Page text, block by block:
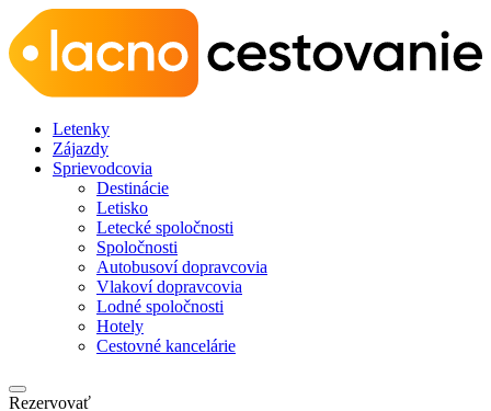
Letenky
Zájazdy
Sprievodcovia
Destinácie
Letisko
Letecké spoločnosti
Spoločnosti
Autobusoví dopravcovia
Vlakoví dopravcovia
Lodné spoločnosti
Hotely
Cestovné kancelárie
Rezervovať